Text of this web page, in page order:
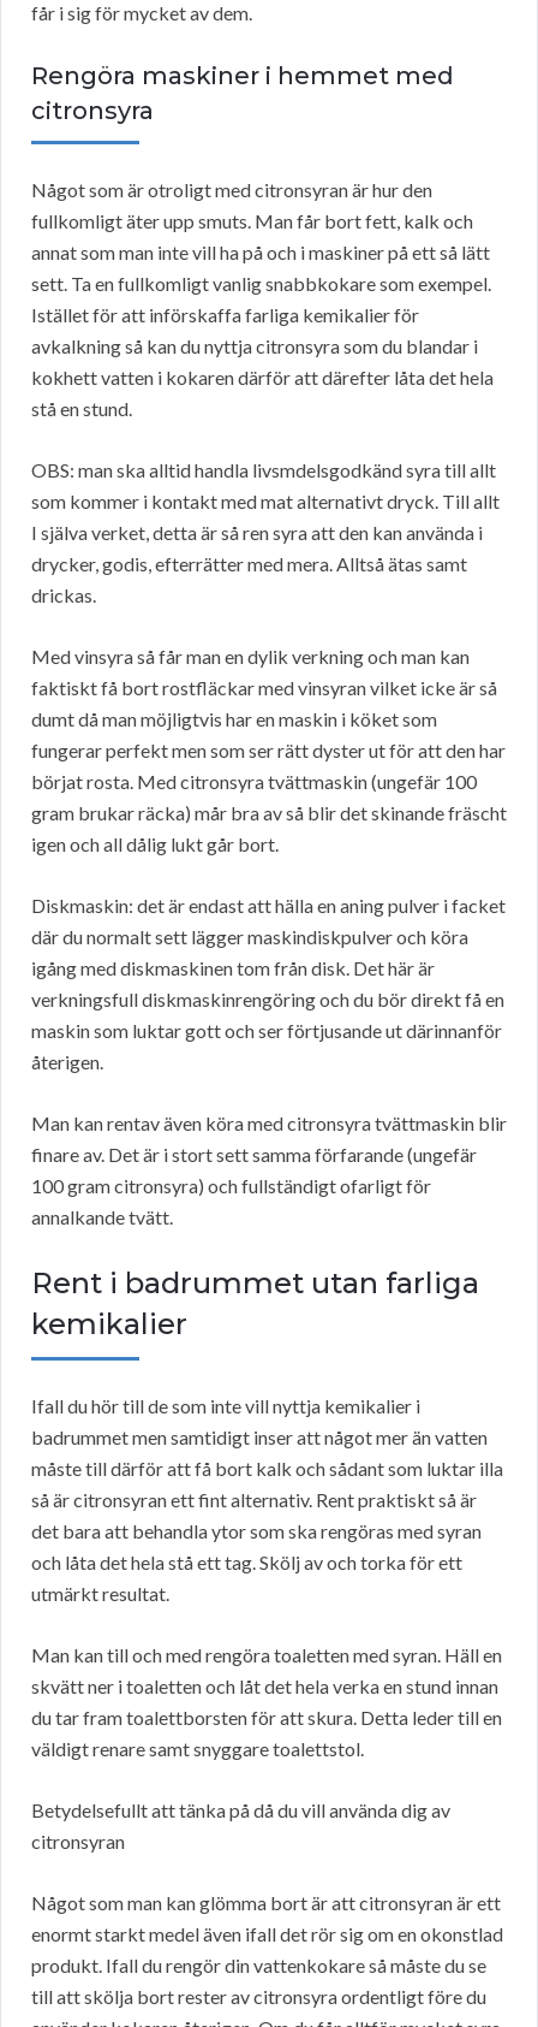
får i sig för mycket av dem.
Rengöra maskiner i hemmet med
citronsyra
Något som är otroligt med citronsyran är hur den
fullkomligt äter upp smuts. Man får bort fett, kalk och
annat som man inte vill ha på och i maskiner på ett så lätt
sett. Ta en fullkomligt vanlig snabbkokare som exempel.
Istället för att införskaffa farliga kemikalier för
avkalkning så kan du nyttja citronsyra som du blandar i
kokhett vatten i kokaren därför att därefter låta det hela
stå en stund.
OBS: man ska alltid handla livsmdelsgodkänd syra till allt
som kommer i kontakt med mat alternativt dryck. Till allt
I själva verket, detta är så ren syra att den kan använda i
drycker, godis, efterrätter med mera. Alltså ätas samt
drickas.
Med vinsyra så får man en dylik verkning och man kan
faktiskt få bort rostfläckar med vinsyran vilket icke är så
dumt då man möjligtvis har en maskin i köket som
fungerar perfekt men som ser rätt dyster ut för att den har
börjat rosta. Med citronsyra tvättmaskin (ungefär 100
gram brukar räcka) mår bra av så blir det skinande fräscht
igen och all dålig lukt går bort.
Diskmaskin: det är endast att hälla en aning pulver i facket
där du normalt sett lägger maskindiskpulver och köra
igång med diskmaskinen tom från disk. Det här är
verkningsfull diskmaskinrengöring och du bör direkt få en
maskin som luktar gott och ser förtjusande ut därinnanför
återigen.
Man kan rentav även köra med citronsyra tvättmaskin blir
finare av. Det är i stort sett samma förfarande (ungefär
100 gram citronsyra) och fullständigt ofarligt för
annalkande tvätt.
Rent i badrummet utan farliga
kemikalier
Ifall du hör till de som inte vill nyttja kemikalier i
badrummet men samtidigt inser att något mer än vatten
måste till därför att få bort kalk och sådant som luktar illa
så är citronsyran ett fint alternativ. Rent praktiskt så är
det bara att behandla ytor som ska rengöras med syran
och låta det hela stå ett tag. Skölj av och torka för ett
utmärkt resultat.
Man kan till och med rengöra toaletten med syran. Häll en
skvätt ner i toaletten och låt det hela verka en stund innan
du tar fram toalettborsten för att skura. Detta leder till en
väldigt renare samt snyggare toalettstol.
Betydelsefullt att tänka på då du vill använda dig av
citronsyran
Något som man kan glömma bort är att citronsyran är ett
enormt starkt medel även ifall det rör sig om en okonstlad
produkt. Ifall du rengör din vattenkokare så måste du se
till att skölja bort rester av citronsyra ordentligt före du